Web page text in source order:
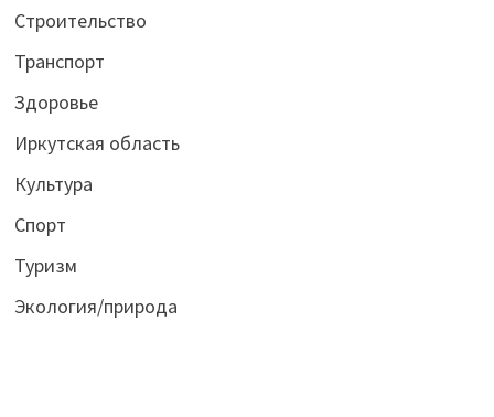
Строительство
Транспорт
Здоровье
Иркутская область
Культура
Спорт
Туризм
Экология/природа